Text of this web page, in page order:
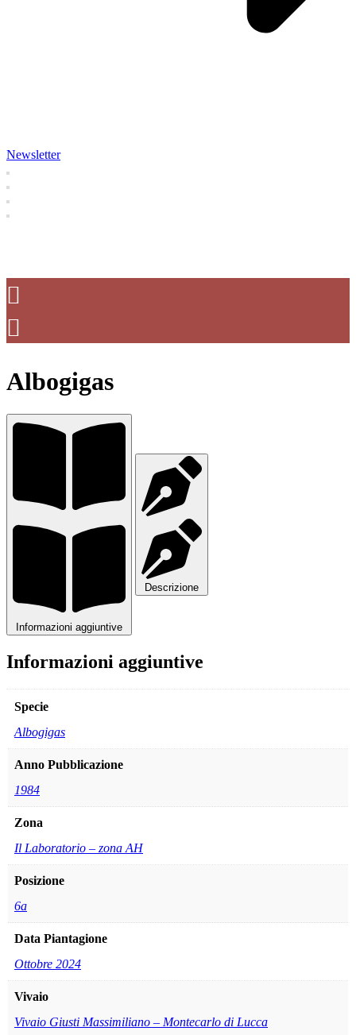
Newsletter
Albogigas
Informazioni aggiuntive
Descrizione
Informazioni aggiuntive
Specie
Albogigas
Anno Pubblicazione
1984
Zona
Il Laboratorio – zona AH
Posizione
6a
Data Piantagione
Ottobre 2024
Vivaio
Vivaio Giusti Massimiliano – Montecarlo di Lucca